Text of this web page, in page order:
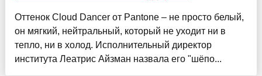
Оттенок Cloud Dancer от Pantone – не просто белый,
он мягкий, нейтральный, который не уходит ни в
тепло, ни в холод. Исполнительный директор
института Леатрис Айзман назвала его "шёпо...